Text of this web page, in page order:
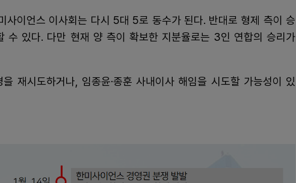
사이언스 이사회는 다시 5대 5로 동수가 된다. 반대로 형제 측이 승
수 있다. 다만 현재 양 측이 확보한 지분율로는 3인 연합의 승리가
재시도하거나, 임종윤·종훈 사내이사 해임을 시도할 가능성이 있